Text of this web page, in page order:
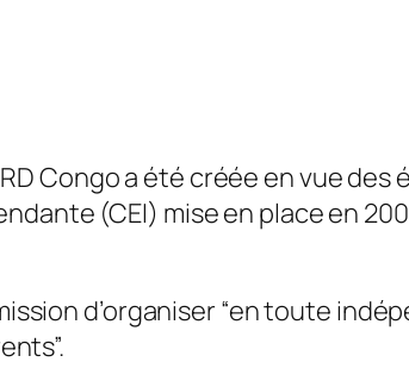
Congo a été créée en vue des
(CEI) mise en place en
d’organiser “en toute